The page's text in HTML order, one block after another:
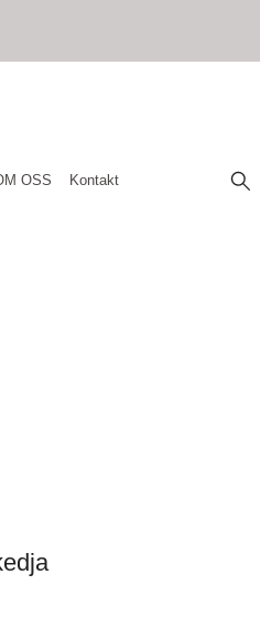
OSS Kontakt